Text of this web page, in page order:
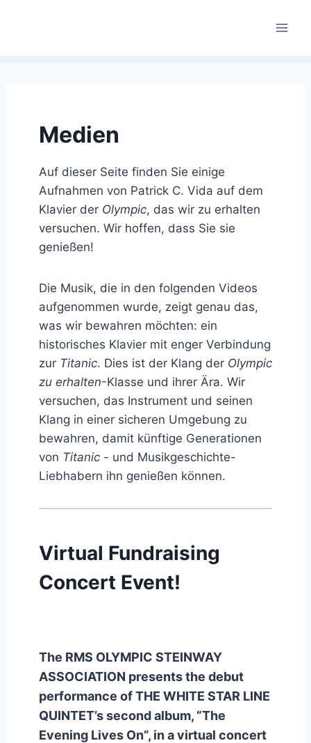
Medien
Auf dieser Seite finden Sie einige
Aufnahmen von Patrick C. Vida auf dem
Klavier der Olympic, das wir zu erhalten
versuchen. Wir hoffen, dass Sie sie
genießen!
Die Musik, die in den folgenden Videos
aufgenommen wurde, zeigt genau das,
was wir bewahren möchten: ein
historisches Klavier mit enger Verbindung
zur Titanic. Dies ist der Klang der Olympic
zu erhalten-Klasse und ihrer Ära. Wir
versuchen, das Instrument und seinen
Klang in einer sicheren Umgebung zu
bewahren, damit künftige Generationen
von Titanic - und Musikgeschichte-
Liebhabern ihn genießen können.
Virtual Fundraising
Concert Event!
The RMS OLYMPIC STEINWAY
ASSOCIATION presents the debut
performance of THE WHITE STAR LINE
QUINTET’s second album, “The
Evening Lives On”, in a virtual concert